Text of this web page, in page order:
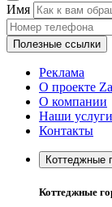
Имя
Полезные ссылки
Реклама
О проекте
О компании
Наши услуги
Контакты
Коттеджные
Коттеджные